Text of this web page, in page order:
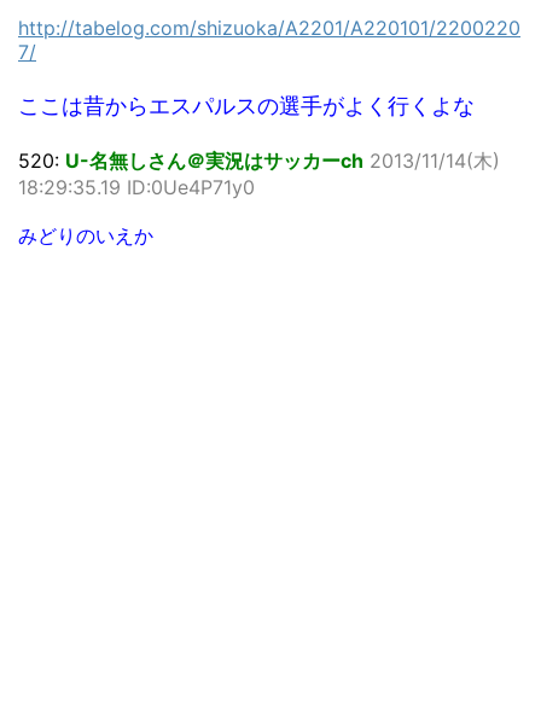
http://tabelog.com/shizuoka/A2201/A220101/2200220
7/
ここは昔からエスパルスの選手がよく行くよな
520: U-名無しさん＠実況はサッカーch 2013/11/14(木)
18:29:35.19 ID:0Ue4P71y0
みどりのいえか